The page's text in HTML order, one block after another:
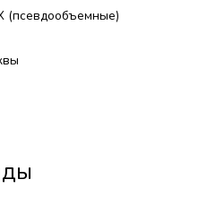
(псевдообъемные)